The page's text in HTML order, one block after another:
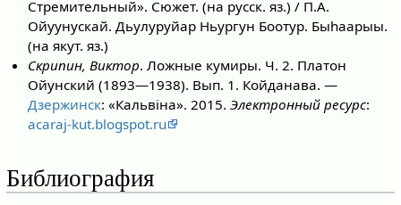
Стремительный». Сюжет. (на русск. яз.) / П.А.
Ойуунускай. Дьулуруйар Ньургун Боотур. Быһаарыы.
(на якут. яз.)
Скрипин, Виктор. Ложные кумиры. Ч. 2. Платон
Ойунский (1893—1938). Вып. 1. Койданава. —
Дзержинск: «Кальвіна». 2015.Электронный ресурс:
acaraj-kut.blogspot.ru
Библиография